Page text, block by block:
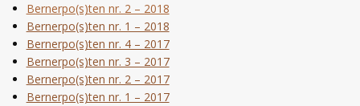
Bernerpo(s)ten nr. 2 – 2018
Bernerpo(s)ten nr. 1 – 2018
Bernerpo(s)ten nr. 4 – 2017
Bernerpo(s)ten nr. 3 – 2017
Bernerpo(s)ten nr. 2 – 2017
Bernerpo(s)ten nr. 1 – 2017